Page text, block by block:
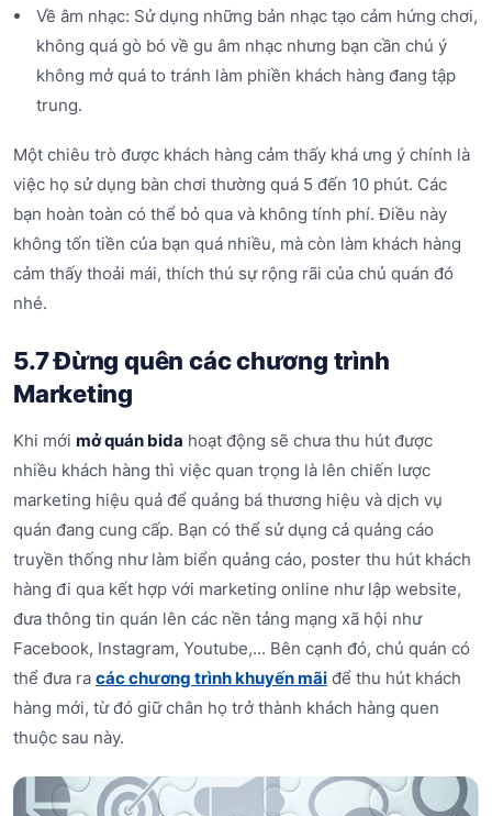
Về âm nhạc: Sử dụng những bản nhạc tạo cảm hứng chơi,
không quá gò bó về gu âm nhạc nhưng bạn cần chú ý
không mở quá to tránh làm phiền khách hàng đang tập
trung.
Một chiêu trò được khách hàng cảm thấy khá ưng ý chính là
việc họ sử dụng bàn chơi thường quá 5 đến 10 phút. Các
bạn hoàn toàn có thể bỏ qua và không tính phí. Điều này
không tốn tiền của bạn quá nhiều, mà còn làm khách hàng
cảm thấy thoải mái, thích thú sự rộng rãi của chủ quán đó
nhé.
5.7 Đừng quên các chương trình
Marketing
Khi mới mở quán bida hoạt động sẽ chưa thu hút được
nhiều khách hàng thì việc quan trọng là lên chiến lược
marketing hiệu quả để quảng bá thương hiệu và dịch vụ
quán đang cung cấp. Bạn có thể sử dụng cả quảng cáo
truyền thống như làm biển quảng cáo, poster thu hút khách
hàng đi qua kết hợp với marketing online như lập website,
đưa thông tin quán lên các nền tảng mạng xã hội như
Facebook, Instagram, Youtube,... Bên cạnh đó, chủ quán có
thể đưa ra các chương trình khuyến mãi để thu hút khách
hàng mới, từ đó giữ chân họ trở thành khách hàng quen
thuộc sau này.